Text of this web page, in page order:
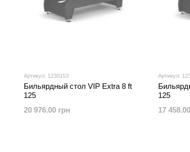
Артикул: 1230153
Бильярдный стол VIP Extra 8 ft
125
20 976.00 грн
Артикул:
125
17